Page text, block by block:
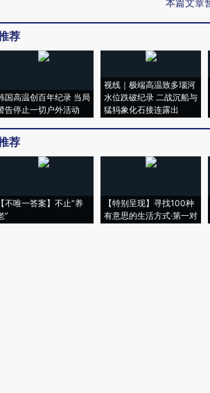
本篇文章
荐
国高温创百年纪录 当局
告停止一切户外活动
视线｜极端高温致多瑙河
水位跌破纪录 二战沉船与
猛犸象化石接连露出
荐
【不唯一答案】不止“养
”
【特别呈现】寻找100种
有意思的生活方式·第一对